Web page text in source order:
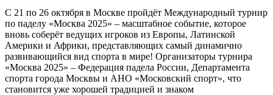
С 21 по 26 октября в Москве пройдёт Международный турнир
по паделу «Москва 2025» – масштабное событие, которое
вновь соберёт ведущих игроков из Европы, Латинской
Америки и Африки, представляющих самый динамично
развивающийся вид спорта в мире! Организаторы турнира
«Москва 2025» – Федерация падела России, Департамента
спорта города Москвы и АНО «Московский спорт», что
становится уже хорошей традицией и знаком